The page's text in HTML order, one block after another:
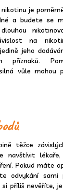
je
a budete se
na
jeho
příznaků.
vůle mohou
těžce
navštívit
Pokud máte
odvykání sami
si příliš nevěříte,